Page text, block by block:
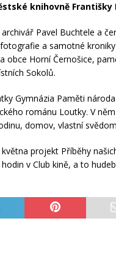
knihovně Františky
Pavel Buchtele a
a samotné
obce Horní Černošice,
Sokolů.
Gymnázia Paměti
románu Loutky. V
domov, vlastní
projekt Příběhy
v Club kině, a to